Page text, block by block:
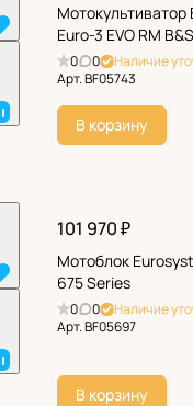
Мотокультиватор
Euro-3 EVO RM
0 0
Наличие
Арт.BF05743
В корзину
101 970 ₽
Мотоблок
675 Series
0 0
Наличие
Арт.BF05697
В корзину